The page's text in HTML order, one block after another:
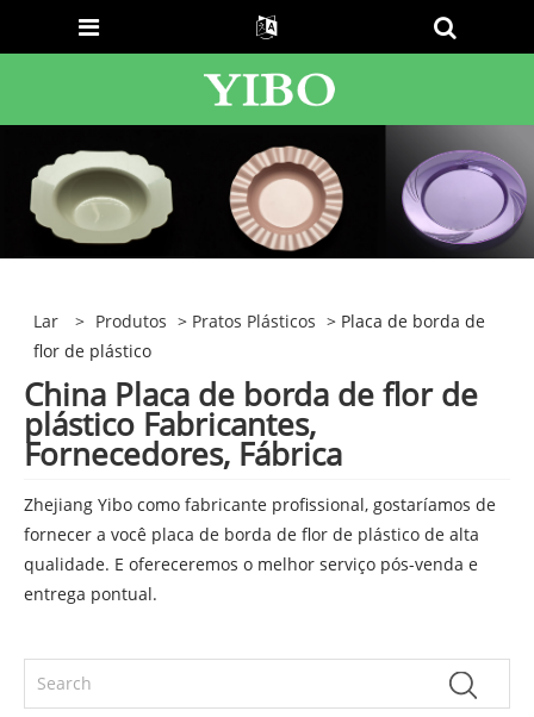
Lar > Produtos > Pratos Plásticos > Placa de borda de
flor de plástico
China Placa de borda de flor de
plástico Fabricantes,
Fornecedores, Fábrica
Zhejiang Yibo como fabricante profissional, gostaríamos de
fornecer a você placa de borda de flor de plástico de alta
qualidade. E ofereceremos o melhor serviço pós-venda e
entrega pontual.